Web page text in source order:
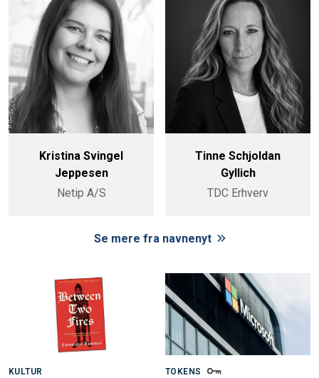
Kristina Svingel
Jeppesen
Netip A/S
Tinne Schjoldan
Gyllich
TDC Erhverv
Se mere fra navnenyt
KULTUR TOKENS